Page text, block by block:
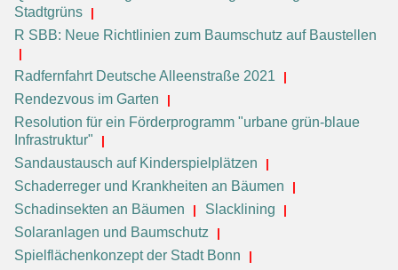
Stadtgrüns
R SBB: Neue Richtlinien zum Baumschutz auf Baustellen
Radfernfahrt Deutsche Alleenstraße 2021
Rendezvous im Garten
Resolution für ein Förderprogramm "urbane grün-blaue
Infrastruktur"
Sandaustausch auf Kinderspielplätzen
Schaderreger und Krankheiten an Bäumen
Schadinsekten an Bäumen
Slacklining
Solaranlagen und Baumschutz
Spielflächenkonzept der Stadt Bonn